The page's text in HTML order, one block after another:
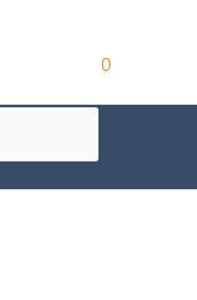
0